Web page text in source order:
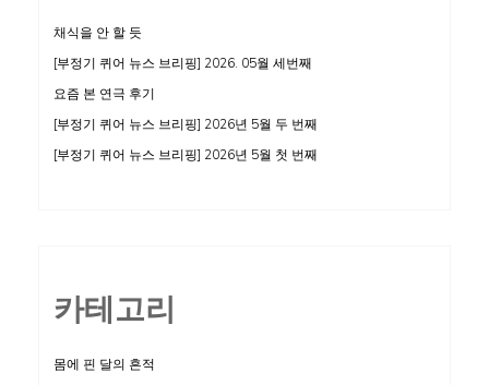
채식을 안 할 듯
[부정기 퀴어 뉴스 브리핑] 2026. 05월 세번째
요즘 본 연극 후기
[부정기 퀴어 뉴스 브리핑] 2026년 5월 두 번째
[부정기 퀴어 뉴스 브리핑] 2026년 5월 첫 번째
카테고리
몸에 핀 달의 흔적